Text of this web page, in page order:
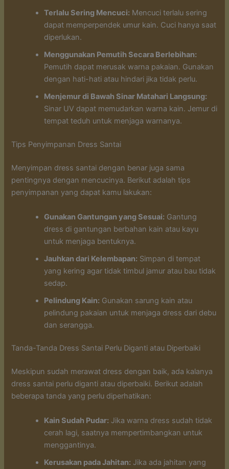
Terlalu Sering Mencuci: Mencuci terlalu sering
dapat memperpendek umur kain. Cuci hanya saat
diperlukan.
Menggunakan Pemutih Secara Berlebihan:
Pemutih dapat merusak warna pakaian. Gunakan
dengan hati-hati atau hindari jika tidak perlu.
Menjemur di Bawah Sinar Matahari Langsung:
Sinar UV dapat memudarkan warna kain. Jemur di
tempat teduh untuk menjaga warnanya.
Tips Penyimpanan Dress Santai
Menyimpan dress santai dengan benar juga sama
pentingnya dengan mencucinya. Berikut adalah tips
penyimpanan yang dapat kamu lakukan:
Gunakan Gantungan yang Sesuai: Gantung
dress di gantungan berbahan kain atau kayu
untuk menjaga bentuknya.
Jauhkan dari Kelembapan: Simpan di tempat
yang kering agar tidak timbul jamur atau bau tidak
sedap.
Pelindung Kain: Gunakan sarung kain atau
pelindung pakaian untuk menjaga dress dari debu
dan serangga.
Tanda-Tanda Dress Santai Perlu Diganti atau Diperbaiki
Meskipun sudah merawat dress dengan baik, ada kalanya
dress santai perlu diganti atau diperbaiki. Berikut adalah
beberapa tanda yang perlu diperhatikan:
Kain Sudah Pudar: Jika warna dress sudah tidak
cerah lagi, saatnya mempertimbangkan untuk
menggantinya.
Kerusakan pada Jahitan: Jika ada jahitan yang